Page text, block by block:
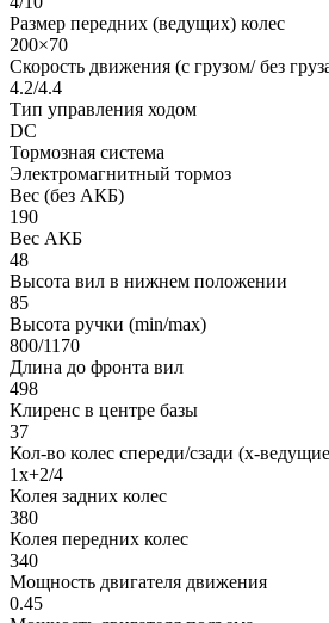
Размер передних (ведущих) колес
200×70
Скорость движения (с грузом/ без
4.2/4.4
Тип управления ходом
DC
Тормозная система
Электромагнитный тормоз
Вес (без АКБ)
190
Вес АКБ
48
Высота вил в нижнем положении
85
Высота ручки (min/max)
800/1170
Длина до фронта вил
498
Клиренс в центре базы
37
Кол-во колес спереди/сзади (х-
1x+2/4
Колея задних колес
380
Колея передних колес
340
Мощность двигателя движения
0.45